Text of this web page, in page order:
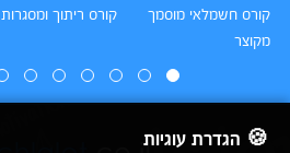
קורס חשמלאי מוסמך
מקוצר
קורס ריתוך ומסגרות
🍪 הגדרת עוגיות